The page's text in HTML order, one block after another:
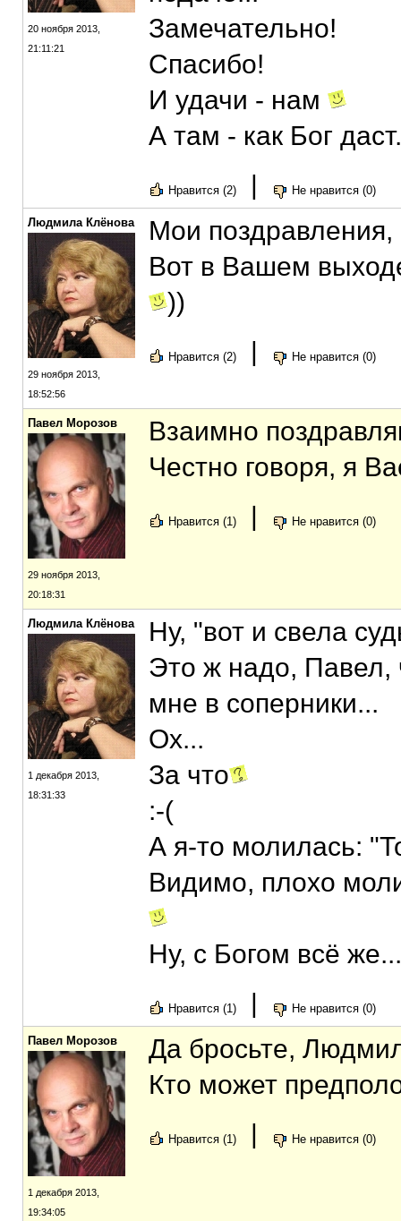
20 ноября 2013,
21:11:21
Замечательно!
Спасибо!
И удачи - нам
А там - как Бог
Нравится (2) Не нравится (0)
Людмила Клёнова
29 ноября 2013,
18:52:56
Мои
Вот в Вашем
))
Нравится (2) Не нравится (0)
Павел Морозов
29 ноября 2013,
20:18:31
Взаимно
Честно говоря, я
Нравится (1) Не нравится (0)
Людмила Клёнова
1 декабря 2013,
18:31:33
Ну, "вот и свела
Это ж надо, Павел,
мне в соперники...
Ох...
За что
:-(
А я-то молилась:
Видимо, плохо
Ну, с Богом всё же...
Нравится (1) Не нравится (0)
Павел Морозов
1 декабря 2013,
19:34:05
Да бросьте,
Кто может
Нравится (1) Не нравится (0)